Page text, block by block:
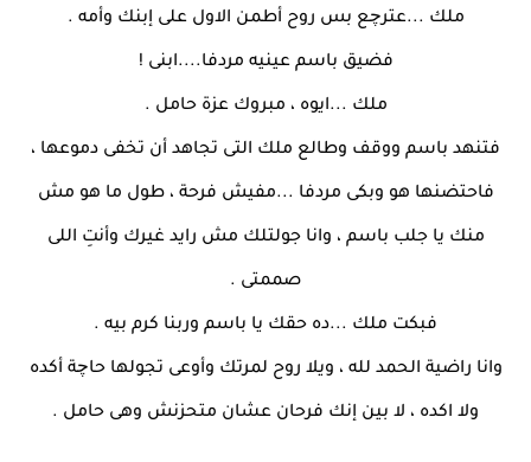
ملك ...عترچع بس روح أطمن الاول على إبنك وأمه .
فضيق باسم عينيه مردفا....ابنى !
ملك ...ايوه ، مبروك عزة حامل .
فتنهد باسم ووقف وطالع ملك التى تجاهد أن تخفى دموعها ،
فاحتضنها هو وبكى مردفا ...مفيش فرحة ، طول ما هو مش
منك يا جلب باسم ، وانا جولتلك مش رايد غيرك وأنتِ اللى
صممتى .
فبكت ملك ...ده حقك يا باسم وربنا كرم بيه .
وانا راضية الحمد لله ، ويلا روح لمرتك وأوعى تجولها حاچة أكده
ولا اكده ، لا بين إنك فرحان عشان متحزنش وهى حامل .